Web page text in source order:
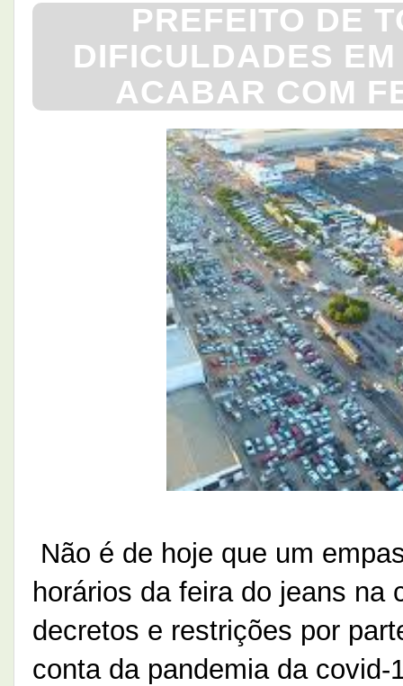
PREFEITO DE
DIFICULDADES
ACABAR COM
Não é de hoje que um
horários da feira do jeans na
decretos e restrições por
conta da pandemia da